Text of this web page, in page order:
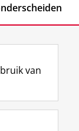
Y
o
van